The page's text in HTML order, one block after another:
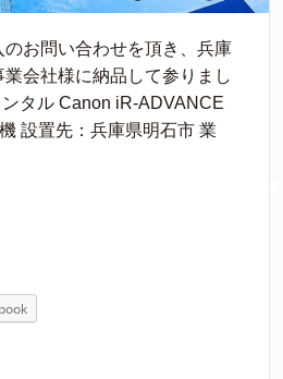
お問い合わせを頂き、兵庫
会社様に納品して参りまし
タル Canon iR-ADVANCE
設置先：兵庫県明石市 業